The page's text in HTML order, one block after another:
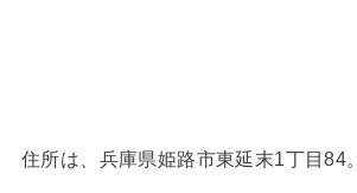
住所は、兵庫県姫路市東延末1丁目84。